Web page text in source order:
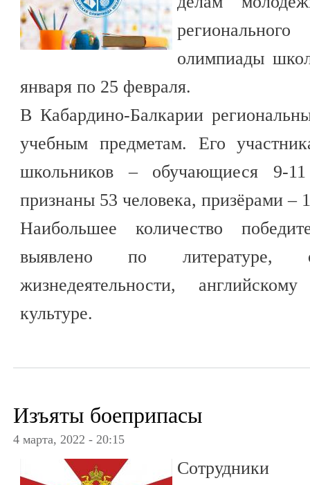
олимпиады
января по 25 февраля.
В Кабардино-Балкарии
учебным предметам. Его
школьников – обучающиеся 9-11
признаны 53 человека, призёрами –
Наибольшее количество
выявлено по литературе,
жизнедеятельности,
культуре.
Изъяты боеприпасы
4 марта, 2022 - 20:15